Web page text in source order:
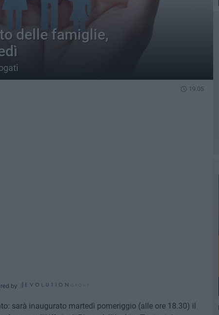
delle famiglie,
19.05
by
sarà inaugurato martedì pomeriggio (alle ore 18.30) il